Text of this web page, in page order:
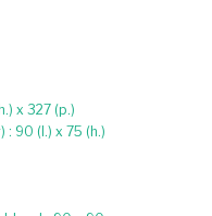
x 327 (p.)
90 (l.) x 75 (h.)